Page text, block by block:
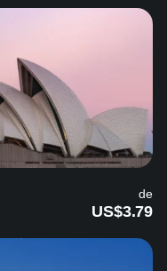
de
US$3.79